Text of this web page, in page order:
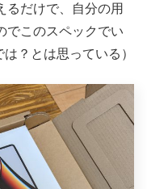
るだけで、自分の用
でこのスペックでい
？とは思っている）